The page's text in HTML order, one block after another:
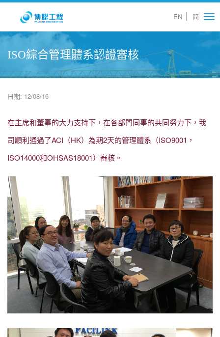
EN 简
ISO綜合管理體系認證審核
日期: 12/08/16
在主席和董事的大力支持下，在各部門同事的共同努力下，我
司順利通過了ACI（HK）為期2天的管理體系（ISO9001，
ISO14000和OHSAS18001）審核。